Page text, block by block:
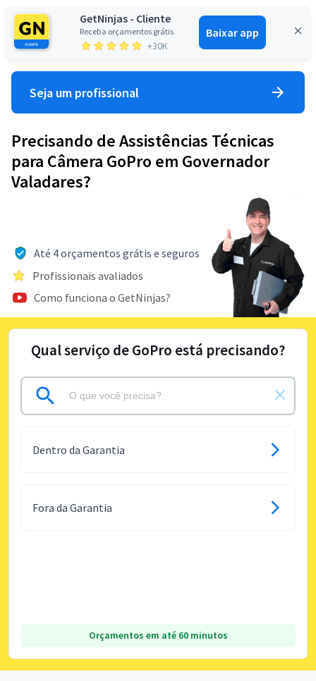
GetNinjas - Cliente
Receba orçamentos grátis
+30K
Baixar app
Entrar
Seja um profissional
Precisando de Assistências Técnicas
para Câmera GoPro em Governador
Valadares?
Até 4 orçamentos grátis e seguros
Profissionais avaliados
Como funciona o GetNinjas?
Qual serviço de GoPro está precisando?
Dentro da Garantia
Fora da Garantia
Orçamentos em até 60 minutos